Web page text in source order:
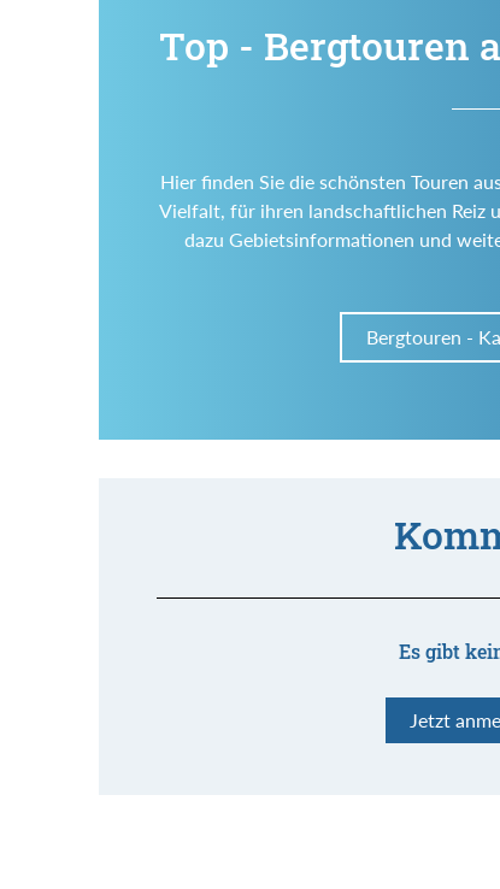
Top - Bergtouren
Hier finden Sie die schönsten Touren
Vielfalt, für ihren landschaftlichen Reiz
dazu Gebietsinformationen und
Bergtouren -
Es gibt
Jetzt